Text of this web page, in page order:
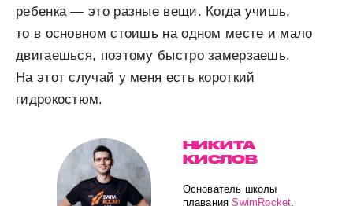
ребенка — это разные вещи. Когда учишь,
то в основном стоишь на одном месте и мало
двигаешься, поэтому быстро замерзаешь.
На этот случай у меня есть короткий
гидрокостюм.
НИКИТА
КИСЛОВ
Основатель школы
плаванияSwimRocket,